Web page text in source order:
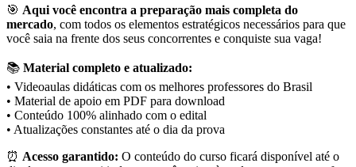
🎯 Aqui você encontra a preparação mais completa do
mercado, com todos os elementos estratégicos necessários para que
você saia na frente dos seus concorrentes e conquiste sua vaga!
📚 Material completo e atualizado:
• Videoaulas didáticas com os melhores professores do Brasil
• Material de apoio em PDF para download
• Conteúdo 100% alinhado com o edital
• Atualizações constantes até o dia da prova
⏰ Acesso garantido: O conteúdo do curso ficará disponível até o